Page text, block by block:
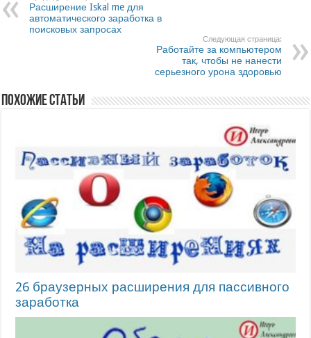
Расширение Iskal me для
автоматического заработка в
поисковых запросах
Следующая страница:
Работайте за компьютером
так, чтобы не нанести
серьезного урона здоровью
Похожие статьи
26 браузерных расширения для пассивного
заработка